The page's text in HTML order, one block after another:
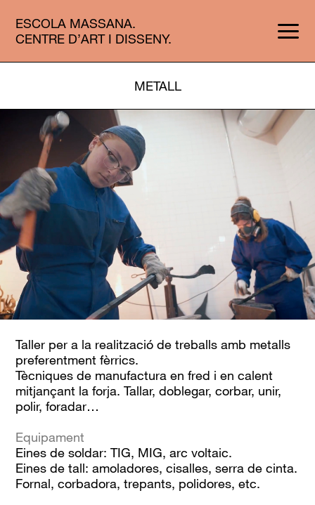
ESCOLA MASSANA.
CENTRE D’ART I DISSENY.
METALL
Taller per a la realització de treballs amb metalls
preferentment fèrrics.
Tècniques de manufactura en fred i en calent
mitjançant la forja. Tallar, doblegar, corbar, unir,
polir, foradar…
Equipament
Eines de soldar: TIG, MIG, arc voltaic.
Eines de tall: amoladores, cisalles, serra de cinta.
Fornal, corbadora, trepants, polidores, etc.